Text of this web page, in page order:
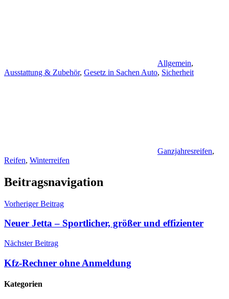
Allgemein,
Ausstattung & Zubehör, Gesetz in Sachen Auto, Sicherheit
Ganzjahresreifen,
Reifen, Winterreifen
Beitragsnavigation
Vorheriger Beitrag
Neuer Jetta – Sportlicher, größer und effizienter
Nächster Beitrag
Kfz-Rechner ohne Anmeldung
Kategorien